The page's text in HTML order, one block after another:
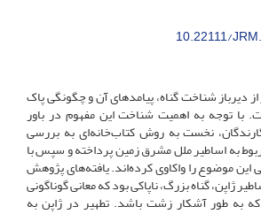
10.22111/
دیرباز شناخت گناه، پیامدهای آن و چگونگی پاک
با توجه به اهمیت شناخت این مفهوم در باور
نخست به روش کتاب‌خانه‌ای به بررسی
به اساطیر ملل مشرق زمین پرداخته‌ و سپس با
این موضوع را واکاوی کرده‌اند. یافته‌های پژوهش
1- در اساطیر ژاپن، گناه بزرگ، ناپاکی بود که معانی گوناگونی
که به طور آشکار زشت باشد. تطهیر در ژاپن به